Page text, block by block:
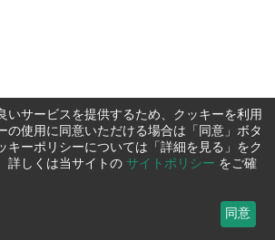
いサービスを提供するため、クッキーを利用
の使用に同意いただける場合は「同意」ボタ
キーポリシーについては「詳細を見る」をク
詳しくは当サイトの サイトポリシー をご確
同意